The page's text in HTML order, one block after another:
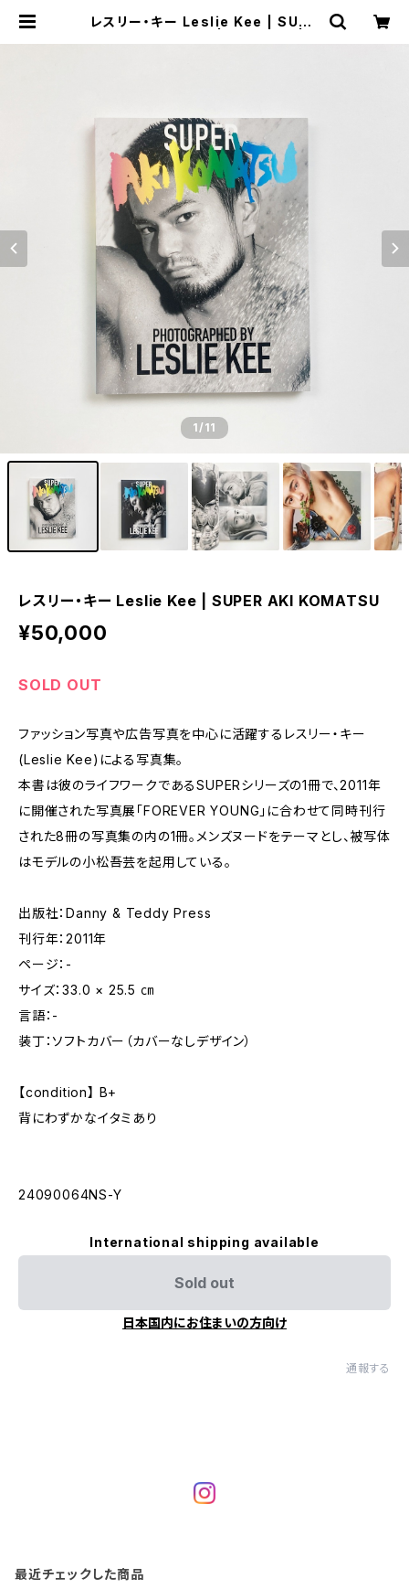
レスリー・キー Leslie Kee | SUPE
1/11
レスリー・キー Leslie Kee | SUPER AKI KOMATSU
¥50,000
SOLD OUT
ファッション写真や広告写真を中心に活躍するレスリー・キー
(Leslie Kee)による写真集。
本書は彼のライフワークであるSUPERシリーズの1冊で、2011年
に開催された写真展「FOREVER YOUNG」に合わせて同時刊行
された8冊の写真集の内の1冊。メンズヌードをテーマとし、被写体
はモデルの小松吾芸を起用している。
出版社：Danny & Teddy Press
刊行年：2011年
ページ：-
サイズ：33.0 × 25.5 ㎝
言語：-
装丁：ソフトカバー（カバーなしデザイン）
【condition】 B+
背にわずかなイタミあり
24090064NS-Y
International shipping available
Sold out
日本国内にお住まいの方向け
通報する
最近チェックした商品